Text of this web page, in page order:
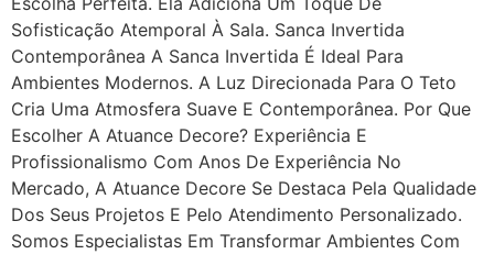
Sofisticação Atemporal À Sala. Sanca Invertida
Contemporânea A Sanca Invertida É Ideal Para
Ambientes Modernos. A Luz Direcionada Para O Teto
Cria Uma Atmosfera Suave E Contemporânea. Por Que
Escolher A Atuance Decore? Experiência E
Profissionalismo Com Anos De Experiência No
Mercado, A Atuance Decore Se Destaca Pela Qualidade
Dos Seus Projetos E Pelo Atendimento Personalizado.
Somos Especialistas Em Transformar Ambientes Com